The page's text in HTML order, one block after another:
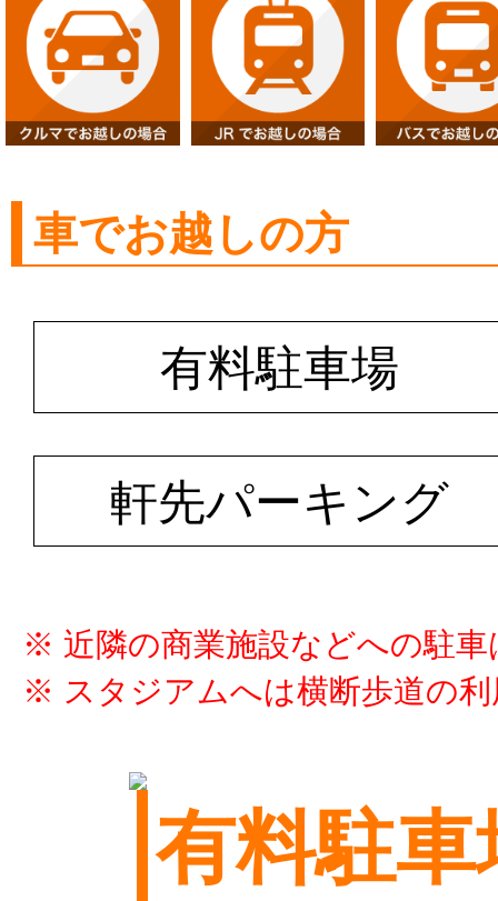
車でお越しの方
有料駐車場
軒先パーキング
※ 近隣の商業施設などへの駐
※ スタジアムへは横断歩道の
有料駐